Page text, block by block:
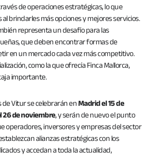
de operaciones estratégicas, lo que
al brindarles más opciones y mejores servicios.
representa un desafío para las
que deben encontrar formas de
en un mercado cada vez más competitivo.
como la que ofrecía Finca Mallorca,
importante.
Vitur se celebrarán enMadrid el 15 de
26 de noviembre, y serán de nuevo el punto
operadores, inversores y empresas del sector
alianzas estratégicas con los
y accedan a toda la actualidad,